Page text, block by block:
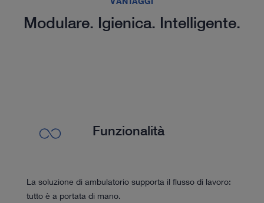
Modulare. Igienica. Intelligente.
Funzionalità
La soluzione di ambulatorio supporta il flusso di lavoro:
tutto è a portata di mano.